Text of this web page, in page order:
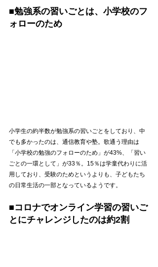
■勉強系の習いごとは、小学校のフ
ォローのため
小学生の約半数が勉強系の習いごとをしており、中
でも多かったのは、通信教育や塾。歌通う理由は
「小学校の勉強のフォローのため」が43%、「習い
ごとの一環として」が33％。15％は学童代わりに活
用しており、受験のためというよりも、子どもたち
の日常生活の一部となっているようです。
■コロナでオンライン学習の習いご
とにチャレンジしたのは約2割